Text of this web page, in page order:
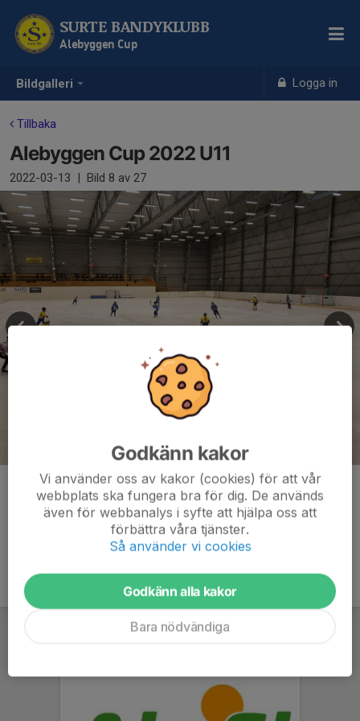
Bildgalleri Logga in
SURTE BANDYKLUBB
Alebyggen Cup
Tillbaka
Alebyggen Cup 2022 U11
2022-03-13 | Bild 8 av 27
Kommentarer
Godkänn kakor
Vi använder oss av kakor (cookies) för att vår
webbplats ska fungera bra för dig. De används
även för webbanalys i syfte att hjälpa oss att
förbättra våra tjänster.
Så använder vi cookies
Godkänn alla kakor
Bara nödvändiga